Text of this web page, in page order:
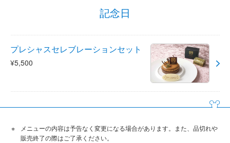
記念日
プレシャスセレブレーションセット
¥5,500
メニューの内容は予告なく変更になる場合があります。また、品切れや
販売終了の際はご了承ください。